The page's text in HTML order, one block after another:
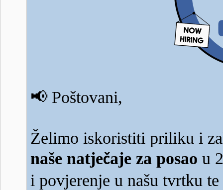
📢Poštovani,
Želimo iskoristiti priliku i
naše natječaje za posao u
i povjerenje u našu tvrtku